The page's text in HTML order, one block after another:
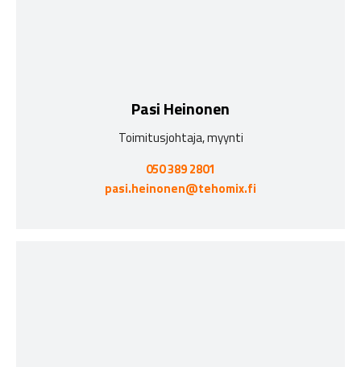
Pasi Heinonen
Toimitusjohtaja, myynti
050 389 2801
pasi.heinonen@tehomix.fi